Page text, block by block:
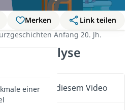
Merken
Link teilen
Anfang 20. Jh.
Brot – Analyse
Inhalte in diesem Video
einer